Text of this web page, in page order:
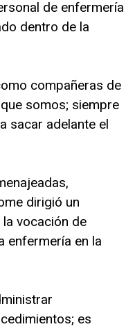
de enfermería
dentro de la
compañeras de
somos; siempre
sacar adelante el
dirigió un
vocación de
enfermería en la
es